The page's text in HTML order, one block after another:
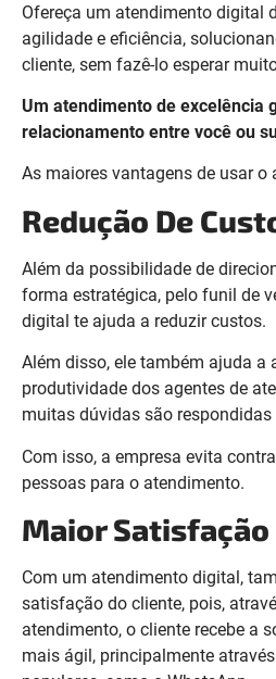
Ofereça um atendimento digital
agilidade e eficiência,
cliente, sem fazê-lo esperar
Um atendimento de excelência
relacionamento entre você ou
As maiores vantagens de usar
Redução De
Além da possibilidade de
forma estratégica, pelo funil de
digital te ajuda a reduzir custos.
Além disso, ele também ajuda a
produtividade dos agentes de
muitas dúvidas são respondidas
Com isso, a empresa evita
pessoas para o atendimento.
Maior Satisfação
Com um atendimento digital,
satisfação do cliente, pois,
atendimento, o cliente recebe a
mais ágil, principalmente